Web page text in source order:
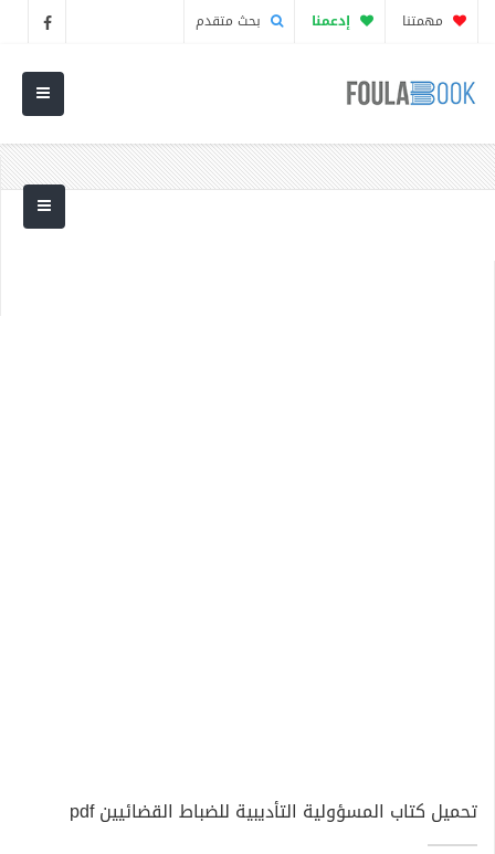
مهمتنا إدعمنا بحث متقدم
تحميل كتاب المسؤولية التأديبية للضباط القضائيين pdf